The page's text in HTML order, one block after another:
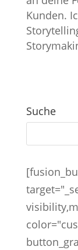
Kunden.
Suche